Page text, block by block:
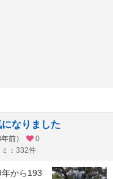
なりました
前）
0
：332件
から193